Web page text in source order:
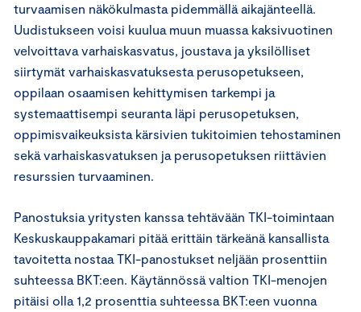
turvaamisen näkökulmasta pidemmällä aikajänteellä.
Uudistukseen voisi kuulua muun muassa kaksivuotinen
velvoittava varhaiskasvatus, joustava ja yksilölliset
siirtymät varhaiskasvatuksesta perusopetukseen,
oppilaan osaamisen kehittymisen tarkempi ja
systemaattisempi seuranta läpi perusopetuksen,
oppimisvaikeuksista kärsivien tukitoimien tehostaminen
sekä varhaiskasvatuksen ja perusopetuksen riittävien
resurssien turvaaminen.
Panostuksia yritysten kanssa tehtävään TKI-toimintaan
Keskuskauppakamari pitää erittäin tärkeänä kansallista
tavoitetta nostaa TKI-panostukset neljään prosenttiin
suhteessa BKT:een. Käytännössä valtion TKI-menojen
pitäisi olla 1,2 prosenttia suhteessa BKT:een vuonna